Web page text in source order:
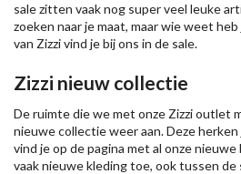
sale zitten vaak nog super veel leuke
zoeken naar je maat, maar wie weet
van Zizzi vind je bij ons in de sale.
Zizzi nieuw collectie
De ruimte die we met onze Zizzi outlet
nieuwe collectie weer aan. Deze herken
vind je op de pagina met al onze
vaak nieuwe kleding toe, ook tussen de